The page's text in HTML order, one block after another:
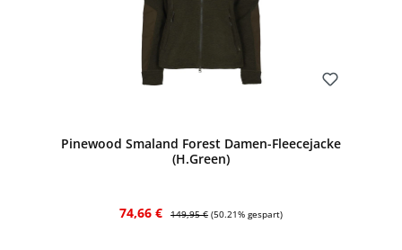
Pinewood Smaland Forest Damen-Fleecejacke
(H.Green)
Verkaufspreis:
74,66 € Regulärer Preis:
149,95 € (50.21% gespart)